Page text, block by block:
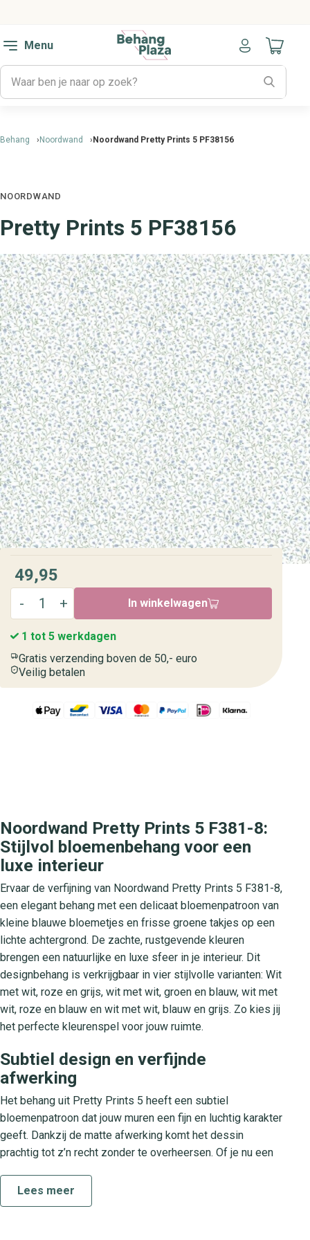
Menu
Naar
Behang Noordwand Noordwand Pretty Prints 5 PF38156
NOORDWAND
Pretty Prints 5 PF38156
49,95
In winkelwagen
1 tot 5 werkdagen
Gratis verzending boven de 50,- euro
Veilig betalen
Noordwand Pretty Prints 5 F381-8:
Stijlvol bloemenbehang voor een
luxe interieur
Ervaar de verfijning van Noordwand Pretty Prints 5 F381-8,
een elegant behang met een delicaat bloemenpatroon van
kleine blauwe bloemetjes en frisse groene takjes op een
lichte achtergrond. De zachte, rustgevende kleuren
brengen een natuurlijke en luxe sfeer in je interieur. Dit
designbehang is verkrijgbaar in vier stijlvolle varianten: Wit
met wit, roze en grijs, wit met wit, groen en blauw, wit met
wit, roze en blauw en wit met wit, blauw en grijs. Zo kies jij
het perfecte kleurenspel voor jouw ruimte.
Subtiel design en verfijnde
afwerking
Het behang uit Pretty Prints 5 heeft een subtiel
bloemenpatroon dat jouw muren een fijn en luchtig karakter
geeft. Dankzij de matte afwerking komt het dessin
prachtig tot z’n recht zonder te overheersen. Of je nu een
een stijlvol tintje geeft, dit designbehang past in vrijwel
elk interieur. De natuurlijke uitstraling maakt het ideaal voor
Lees meer